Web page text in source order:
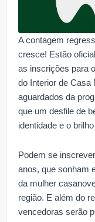
A contagem
cresce! Estão
as inscrições para
do Interior de Casa
aguardados da
que um desfile de
identidade e o
Podem se
anos, que sonham
da mulher
região. E além do
vencedoras serão